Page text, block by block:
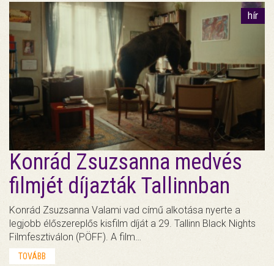
hír
Konrád Zsuzsanna medvés
filmjét díjazták Tallinnban
Konrád Zsuzsanna Valami vad című alkotása nyerte a
legjobb élőszereplős kisfilm díját a 29. Tallinn Black Nights
Filmfesztiválon (PÖFF). A film…
TOVÁBB